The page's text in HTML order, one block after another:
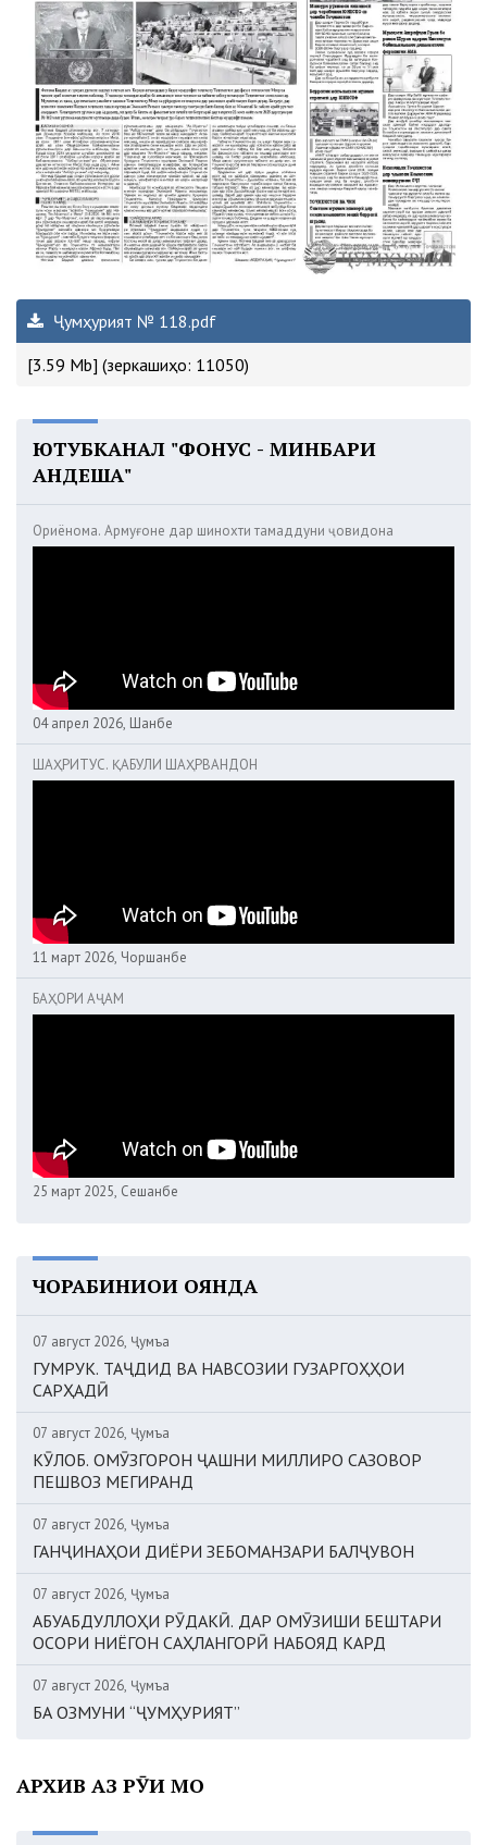
Ҷумҳурият № 118.pdf
[3.59 Mb] (зеркашиҳо: 11050)
ЮТУБКАНАЛ "ФОНУС - МИНБАРИ
АНДЕША"
Ориёнома. Армуғоне дар шинохти тамаддуни ҷовидона
04 апрел 2026, Шанбе
ШАҲРИТУС. ҚАБУЛИ ШАҲРВАНДОН
11 март 2026, Чоршанбе
БАҲОРИ АҶАМ
25 март 2025, Сешанбе
ЧОРАБИНИҲОИ ОЯНДА
07 август 2026, Ҷумъа
ГУМРУК. ТАҶДИД ВА НАВСОЗИИ ГУЗАРГОҲҲОИ
САРҲАДӢ
07 август 2026, Ҷумъа
КӮЛОБ. ОМӮЗГОРОН ҶАШНИ МИЛЛИРО САЗОВОР
ПЕШВОЗ МЕГИРАНД
07 август 2026, Ҷумъа
ГАНҶИНАҲОИ ДИЁРИ ЗЕБОМАНЗАРИ БАЛҶУВОН
07 август 2026, Ҷумъа
АБУАБДУЛЛОҲИ РӮДАКӢ. ДАР ОМӮЗИШИ БЕШТАРИ
ОСОРИ НИЁГОН САҲЛАНГОРӢ НАБОЯД КАРД
07 август 2026, Ҷумъа
БА ОЗМУНИ “ҶУМҲУРИЯТ”
АРХИВ АЗ РӮИ МОҲ